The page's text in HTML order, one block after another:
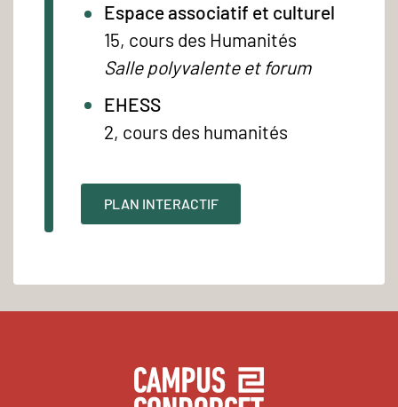
Espace associatif et culturel
15, cours des Humanités
Salle polyvalente et forum
EHESS
2, cours des humanités
PLAN INTERACTIF